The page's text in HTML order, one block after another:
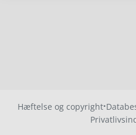
Hæftelse og copyright·